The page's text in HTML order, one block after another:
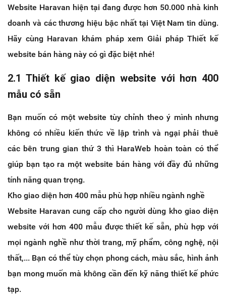
Website Haravan hiện tại đang được hơn 50.000 nhà kinh
doanh và các thương hiệu bậc nhất tại Việt Nam tin dùng.
Hãy cùng Haravan khám pháp xem Giải pháp Thiết kế
website bán hàng này có gì đặc biệt nhé!
2.1 Thiết kế giao diện website với hơn 400
mẫu có sẵn
Bạn muốn có một website tùy chỉnh theo ý mình nhưng
không có nhiều kiến thức về lập trình và ngại phải thuê
các bên trung gian thứ 3 thì HaraWeb hoàn toàn có thể
giúp bạn tạo ra một website bán hàng với đầy đủ những
tính năng quan trọng.
Kho giao diện hơn 400 mẫu phù hợp nhiều ngành nghề
Website Haravan cung cấp cho người dùng kho giao diện
website với hơn 400 mẫu được thiết kế sẵn, phù hợp với
mọi ngành nghề như thời trang, mỹ phẩm, công nghệ, nội
thất,... Bạn có thể tùy chọn phong cách, màu sắc, hình ảnh
bạn mong muốn mà không cần đến kỹ năng thiết kế phức
tạp.